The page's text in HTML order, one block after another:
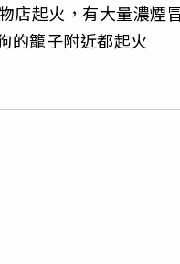
店起火，有大量濃煙
的籠子附近都起火